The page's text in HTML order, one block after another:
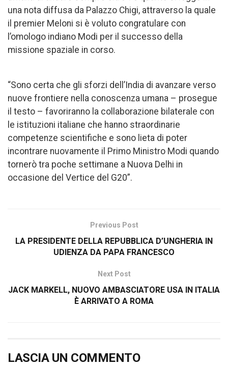
una nota diffusa da Palazzo Chigi, attraverso la quale
il premier Meloni si è voluto congratulare con
l’omologo indiano Modi per il successo della
missione spaziale in corso.
“Sono certa che gli sforzi dell’India di avanzare verso
nuove frontiere nella conoscenza umana – prosegue
il testo – favoriranno la collaborazione bilaterale con
le istituzioni italiane che hanno straordinarie
competenze scientifiche e sono lieta di poter
incontrare nuovamente il Primo Ministro Modi quando
tornerò tra poche settimane a Nuova Delhi in
occasione del Vertice del G20”.
Previous Post
LA PRESIDENTE DELLA REPUBBLICA D’UNGHERIA IN
UDIENZA DA PAPA FRANCESCO
Next Post
JACK MARKELL, NUOVO AMBASCIATORE USA IN ITALIA
È ARRIVATO A ROMA
LASCIA UN COMMENTO